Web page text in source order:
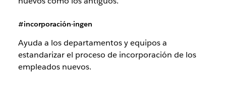
#incorporación-ingen
Ayuda a los departamentos y equipos a
estandarizar el proceso de incorporación de los
empleados nuevos.